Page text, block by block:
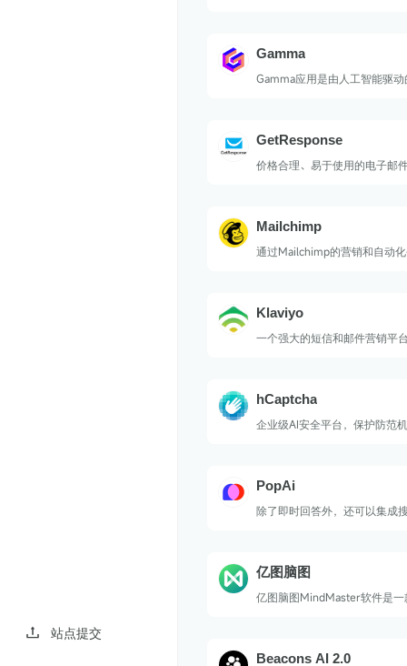
站点提交
Gamma
Gamma应用是由人工智能驱
GetResponse
价格合理、易于使用的电子邮
Mailchimp
通过Mailchimp的营销和自动
Klaviyo
一个强大的短信和邮件营销平
hCaptcha
企业级AI安全平台，保护防范
PopAi
除了即时回答外，还可以集成
亿图脑图
亿图脑图MindMaster软件是一
Beacons AI 2.0